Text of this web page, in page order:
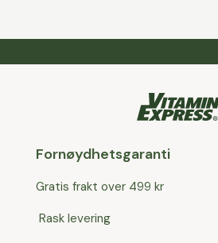
Fornøydhetsgaranti
Gratis frakt over 499 kr
Rask levering